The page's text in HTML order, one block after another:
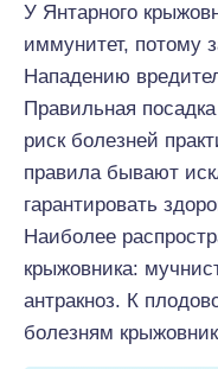
У Янтарного
иммунитет, потому
Нападению
Правильная
риск болезней
правила бывают
гарантировать
Наиболее
крыжовника:
антракноз. К
болезням